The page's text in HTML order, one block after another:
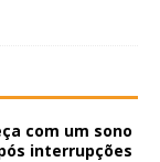
com um sono
interrupções